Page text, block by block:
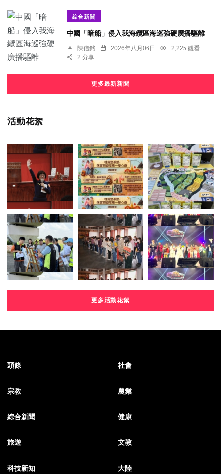
綜合新聞
中國「暗船」侵入我海纜區海巡強硬廣播驅離
陳信銘 2026年八月06日
2,225 觀看
2 分享
更多最新新聞
活動花絮
更多活動花絮
頭條 社會
宗教 農業
綜合新聞 健康
旅遊 文教
科技新知 大陸